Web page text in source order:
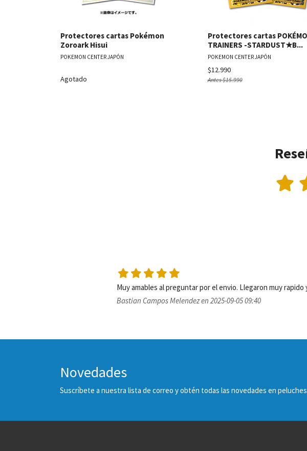
Protectores cartas Pokémon
Zoroark Hisui
POKEMON CENTER JAPÓN
Agotado
Protectores cartas
TRAINERS -STARDUST★B...
POKEMON CENTER JAPÓN
$12.990
Antes$15.990
Muy amables al preguntar por el envio. Llegaron muy
Bastian Campos Melendez en 2025-09-05 09:40
Novedades
Suscríbete a nuestra lista de correo y obtén todas las novedades en